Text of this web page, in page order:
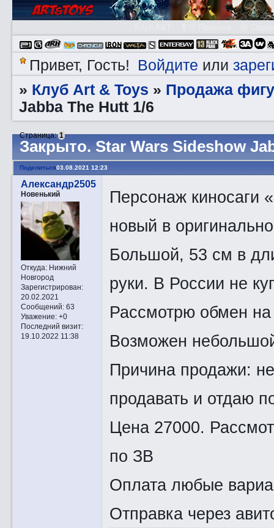
Привет, Гость! Войдите или
» Клуб Art & Toys » Продажа
Jabba The Hutt 1/6
Закрытo. Star Wars Sideshow
Страница:1
Поделиться03.08.2021 12:23
Александр2505
Новенький
Откуда:Нижний
Новгород
Зарегистрирован:
20.02.2021
Сообщений:63
Уважение: +0
Последний визит:
19.10.2022 11:38
Персонаж киносаги
новый в
Большой, 53 см в
руки. В России не
Рассмотрю обмен на
Возможен
Причина продажи:
продавать и отдаю
Цена 27000.
по ЗВ
Оплата любые
Отправка через